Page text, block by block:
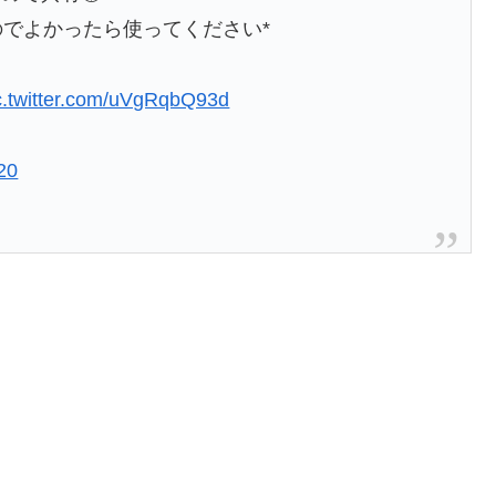
よかったら使ってください*
uVgRqbQ93d